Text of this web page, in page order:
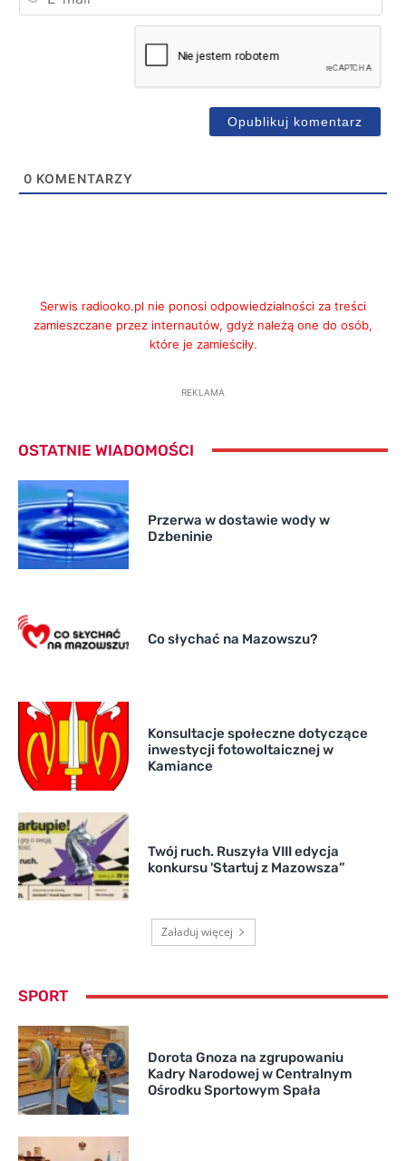
0 KOMENTARZY
Serwis radiooko.pl nie ponosi odpowiedzialności za treści
zamieszczane przez internautów, gdyż należą one do osób,
które je zamieściły.
REKLAMA
OSTATNIE WIADOMOŚCI
Przerwa w dostawie wody w
Dzbeninie
Co słychać na Mazowszu?
Konsultacje społeczne dotyczące
inwestycji fotowoltaicznej w
Kamiance
Twój ruch. Ruszyła VIII edycja
konkursu 'Startuj z Mazowsza”
Załaduj więcej
SPORT
Dorota Gnoza na zgrupowaniu
Kadry Narodowej w Centralnym
Ośrodku Sportowym Spała